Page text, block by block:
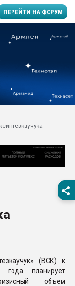
ПЕРЕЙТИ НА ФОРУМ
заводу пластмасс"
Подмосковье, Москва
28.07.2026
28.07.2026
ПЕРЕЙТИ НА
(ВСК) к
года планирует
объем